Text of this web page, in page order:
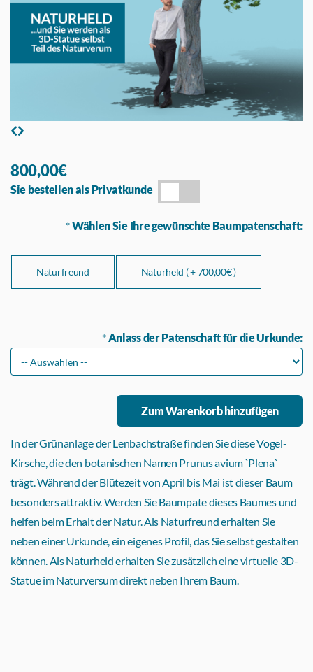
800,00€
Sie bestellen als Privatkunde
*Wählen Sie Ihre gewünschte Baumpatenschaft:
Naturfreund Naturheld ( +700,00€ )
*Anlass der Patenschaft für die Urkunde:
In der Grünanlage der Lenbachstraße finden Sie diese Vogel-
Kirsche, die den botanischen Namen Prunus avium `Plena`
trägt. Während der Blütezeit von April bis Mai ist dieser Baum
besonders attraktiv. Werden Sie Baumpate dieses Baumes und
helfen beim Erhalt der Natur. Als Naturfreund erhalten Sie
neben einer Urkunde, ein eigenes Profil, das Sie selbst gestalten
können. Als Naturheld erhalten Sie zusätzlich eine virtuelle 3D-
Statue im Naturversum direkt neben Ihrem Baum.